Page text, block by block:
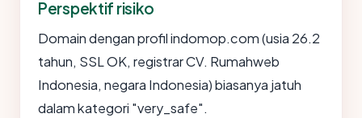
Perspektif risiko
Domain dengan profil indomop.com (usia 26.2
tahun, SSL OK, registrar CV. Rumahweb
Indonesia, negara Indonesia) biasanya jatuh
dalam kategori "very_safe".